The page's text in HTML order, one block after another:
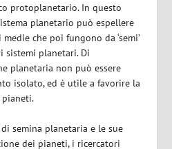
protoplanetario. In questo
planetario può espellere
che poi fungono da ‘semi’
sistemi planetari. Di
planetaria non può essere
isolato, ed è utile a favorire la
semina planetaria e le sue
dei pianeti, i ricercatori